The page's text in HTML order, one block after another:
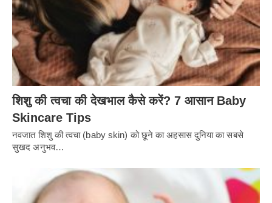
शिशु की त्वचा की देखभाल कैसे करें? 7 आसान Baby
Skincare Tips
नवजात शिशु की त्वचा (baby skin) को छूने का अहसास दुनिया का सबसे
सुखद अनुभव…